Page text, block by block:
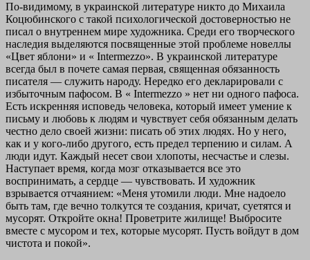
По-видимому, в украинской литературе никто до Михаила
Коцюбинского с такой психологической достоверностью не
писал о внутреннем мире художника. Среди его творческого
наследия выделяются посвященные этой проблеме новеллы
«Цвет яблони» и « Intermezzo». В украинской литературе
всегда был в почете самая первая, священная обязанность
писателя — служить народу. Нередко его декларировали с
избыточным пафосом. В « Intermezzo » нет ни одного пафоса.
Есть искренняя исповедь человека, который имеет умение к
письму и любовь к людям и чувствует себя обязанным делать
честно дело своей жизни: писать об этих людях. Но у него,
как и у кого-либо другого, есть предел терпению и силам. А
люди идут. Каждый несет свои хлопоты, несчастье и слезы.
Наступает время, когда мозг отказывается все это
воспринимать, а сердце — чувствовать. И художник
взрывается отчаянием: «Меня утомили люди. Мне надоело
быть там, где вечно толкутся те создания, кричат, суетятся и
мусорят. Откройте окна! Проветрите жилище! Выбросите
вместе с мусором и тех, которые мусорят. Пусть войдут в дом
чистота и покой».